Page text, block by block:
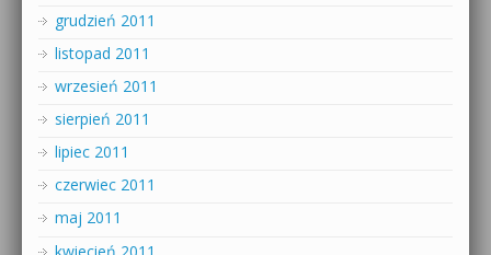
grudzień 2011
listopad 2011
wrzesień 2011
sierpień 2011
lipiec 2011
czerwiec 2011
maj 2011
kwiecień 2011